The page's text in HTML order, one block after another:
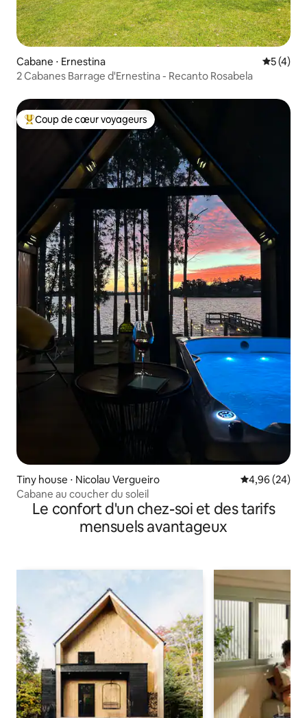
Cabane ⋅ Ernestina
5 (4)
2 Cabanes Barrage d'Ernestina - Recanto Rosabela
Coups de cœur voyageurs les plus appréciés
Coup de cœur voyageurs
Tiny house ⋅ Nicolau Vergueiro Évaluation
4,96 (24)
Cabane au coucher du soleil
Le confort d'un chez-soi et des tarifs
mensuels avantageux